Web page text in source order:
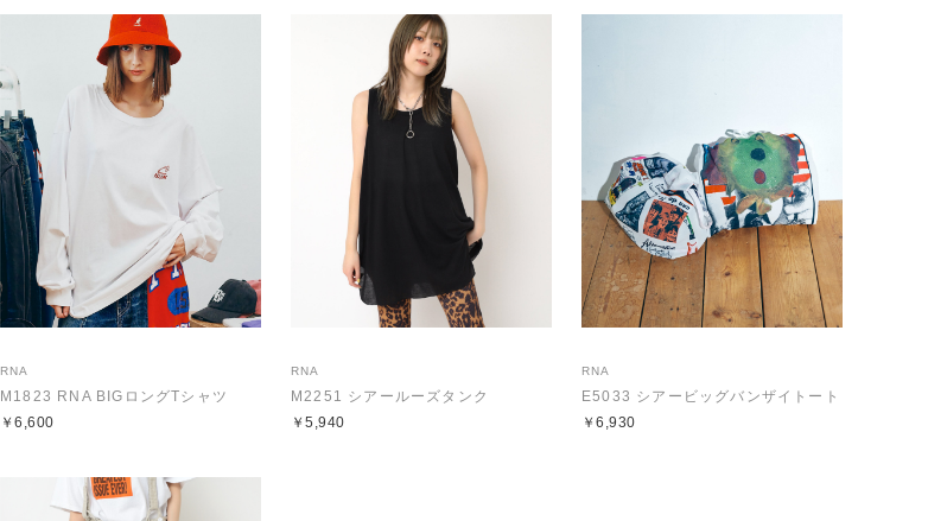
RNA
M1823 RNA BIGロングTシャツ
￥6,600
RNA
M2251 シアールーズタンク
￥5,940
RNA
E5033 シアービッグバンザイトート
￥6,930